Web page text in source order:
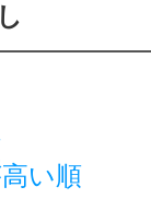
講座を
レッス
い順